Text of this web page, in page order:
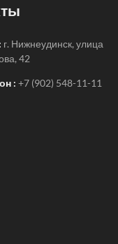
г. Нижнеудинск, улица
42
: +7 (902) 548-11-11